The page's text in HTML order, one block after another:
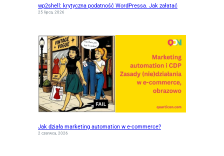
wp2shell: krytyczna podatność WordPressa. Jak załatać
25 lipca, 2026
Jak działa marketing automation w e-commerce?
2 czerwca, 2026